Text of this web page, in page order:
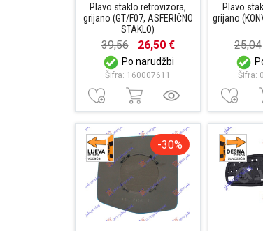
Plavo staklo retrovizora,
grijano (GT/F07, ASFERIČNO
STAKLO)
39,56 26,50 €
Po narudžbi
Šifra: 160007611
Plavo
grijano
25,04
Šifra:
-30%